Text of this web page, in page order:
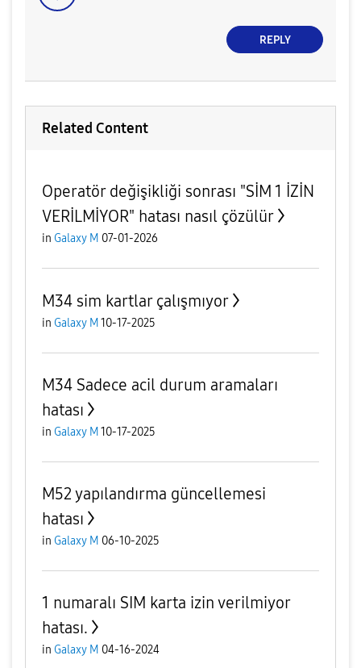
REPLY
Related Content
Operatör değişikliği sonrası "SİM 1 İZİN
VERİLMİYOR" hatası nasıl çözülür
in Galaxy M 07-01-2026
M34 sim kartlar çalışmıyor
in Galaxy M 10-17-2025
M34 Sadece acil durum aramaları
hatası
in Galaxy M 10-17-2025
M52 yapılandırma güncellemesi
hatası
in Galaxy M 06-10-2025
1 numaralı SIM karta izin verilmiyor
hatası.
in Galaxy M 04-16-2024